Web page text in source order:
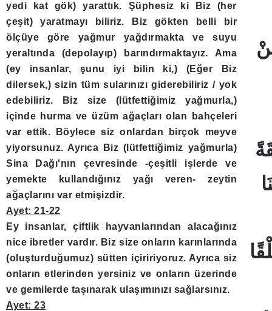
yedi kat gök) yarattık. Şüphesiz ki Biz (her
çeşit) yaratmayı biliriz. Biz gökten belli bir
ölçüye göre yağmur yağdırmakta ve suyu
yeraltında (depolayıp) barındırmaktayız. Ama
(ey insanlar, şunu iyi bilin ki,) (Eğer Biz
dilersek,) sizin tüm sularınızı giderebiliriz / yok
edebiliriz. Biz size (lütfettiğimiz yağmurla,)
içinde hurma ve üzüm ağaçları olan bahçeleri
var ettik. Böylece siz onlardan birçok meyve
yiyorsunuz. Ayrıca Biz (lütfettiğimiz yağmurla)
Sina Dağı'nın çevresinde -çeşitli işlerde ve
yemekte kullandığınız yağı veren- zeytin
ağaçlarını var etmişizdir.
Ayet: 21-22
Ey insanlar, çiftlik hayvanlarından alacağınız
nice ibretler vardır. Biz size onların karınlarında
(oluşturduğumuz) sütten içiririyoruz. Ayrıca siz
onların etlerinden yersiniz ve onların üzerinde
ve gemilerde taşınarak ulaşımınızı sağlarsınız.
Ayet: 23